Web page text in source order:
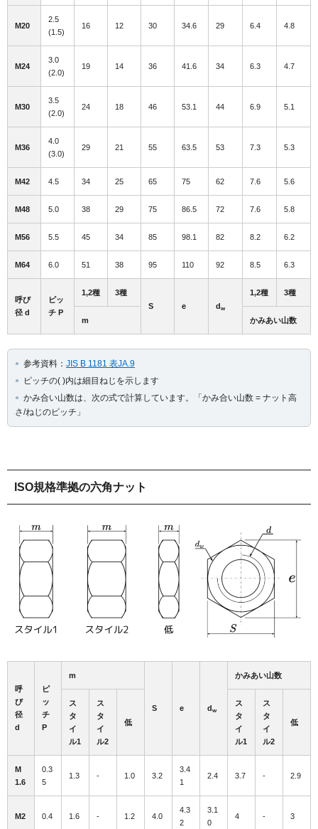
M20
2.5
(1.5)
16 12 30 34.6 29 6.4 4.8
M24
3.0
(2.0)
19 14 36 41.6 34 6.3 4.7
M30
3.5
(2.0)
24 18 46 53.1 44 6.9 5.1
M36
4.0
(3.0)
29 21 55 63.5 53 7.3 5.3
M42 4.5 34 25 65 75 62 7.6 5.6
M48 5.0 38 29 75 86.5 72 7.6 5.8
M56 5.5 45 34 85 98.1 82 8.2 6.2
M64 6.0 51 38 95 110 92 8.5 6.3
呼び
径 d
ピッ
チ P
1,2種
3種
S
e dw
1,2種 3種
m かみあい山数
参考資料： JIS B 1181 表JA.9
ピッチの( )内は細目ねじを示します
かみ合い山数は、次の式で計算しています。「かみ合い山数 = ナット高
さ/ねじのピッチ」
ISO規格準拠の六角ナット
呼
び
径
d
ピ
ッ
チ
P
m
S e dw
かみあい山数
ス
タ
イ
ル1
ス
タ
イ
ル2
低
ス
タ
イ
ル1
ス
タ
イ
ル2
低
M
1.6
0.3
5
1.3 - 1.0 3.2
3.4
1
2.4 3.7 - 2.9
M2 0.4 1.6 - 1.2 4.0
4.3
2
3.1
0
4 - 3